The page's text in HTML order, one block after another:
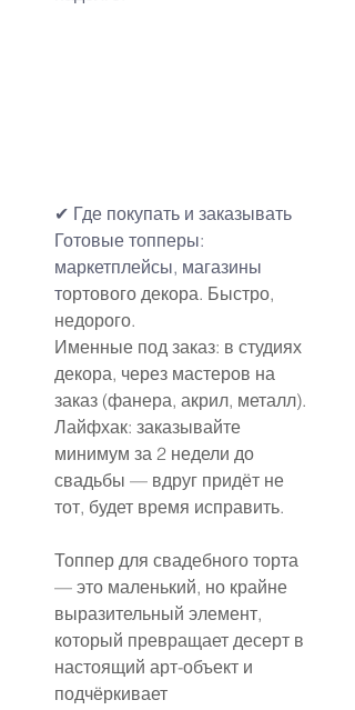
✔ Где покупать и заказывать
Готовые топперы:
маркетплейсы, магазины
тортового декора. Быстро,
недорого.
Именные под заказ: в студиях
декора, через мастеров на
заказ (фанера, акрил, металл).
Лайфхак: заказывайте
минимум за 2 недели до
свадьбы — вдруг придёт не
тот, будет время исправить.
Топпер для свадебного торта
— это маленький, но крайне
выразительный элемент,
который превращает десерт в
настоящий арт-объект и
подчёркивает